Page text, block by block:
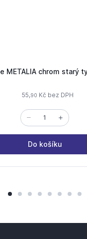
METALIA chrom starý
55,90 Kč bez DPH
Do košíku